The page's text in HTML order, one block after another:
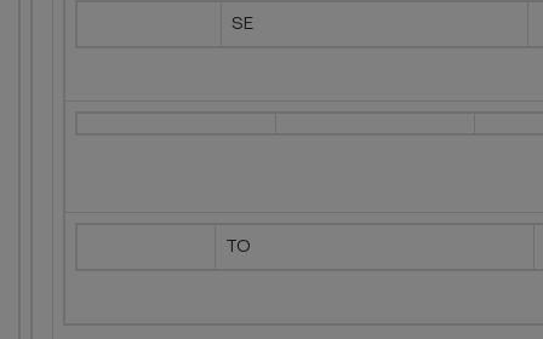
SE
TO